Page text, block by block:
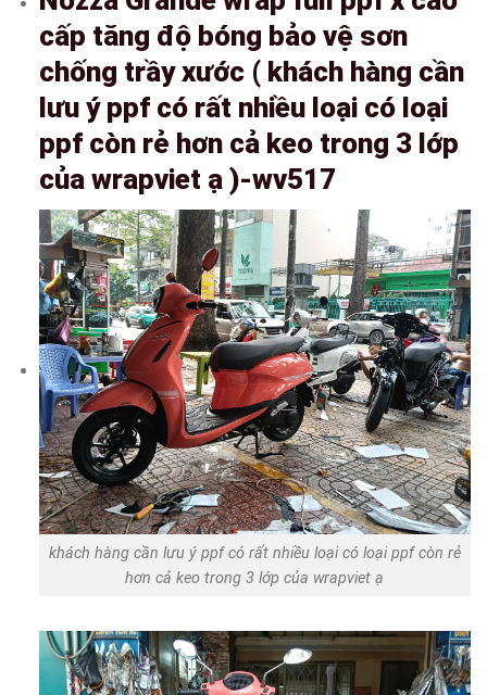
cấp tăng độ bóng bảo vệ sơn
chống trầy xước ( khách hàng cần
lưu ý ppf có rất nhiều loại có loại
ppf còn rẻ hơn cả keo trong 3 lớp
của wrapviet ạ )-wv517
khách hàng cần lưu ý ppf có rất nhiều loại có loại ppf còn rẻ
hơn cả keo trong 3 lớp của wrapviet ạ